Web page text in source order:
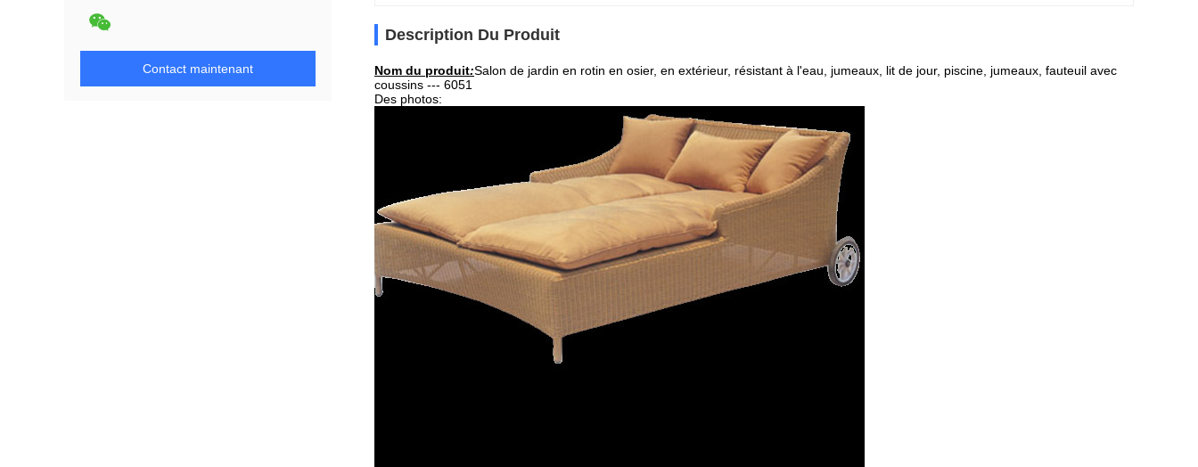
Contact maintenant
Description Du Produit
Nom du produit:Salon de jardin en rotin en osier, en extérieur, résistant à l'eau, jumeaux, lit de jour, piscine, jumeaux, fauteuil avec
coussins --- 6051
Des photos: